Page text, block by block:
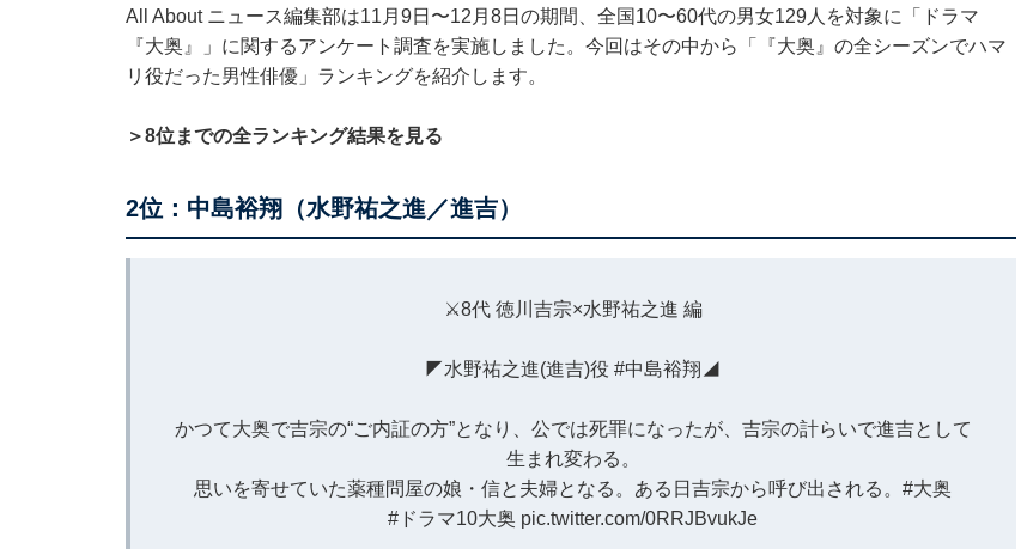
All About ニュース編集部は11月9日〜12月8日の期間、全国10〜60代の男女129人を対象に「ドラマ
『大奥』」に関するアンケート調査を実施しました。今回はその中から「『大奥』の全シーズンでハマ
リ役だった男性俳優」ランキングを紹介します。
＞8位までの全ランキング結果を見る
2位：中島裕翔（水野祐之進／進吉）
⚔8代 徳川吉宗×水野祐之進 編
◤水野祐之進(進吉)役 #中島裕翔 ◢
かつて大奥で吉宗の“ご内証の方”となり、公では死罪になったが、吉宗の計らいで進吉として
生まれ変わる。
思いを寄せていた薬種問屋の娘・信と夫婦となる。ある日吉宗から呼び出される。 #大奥
#ドラマ10大奥 pic.twitter.com/0RRJBvukJe